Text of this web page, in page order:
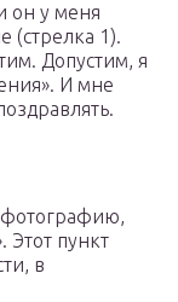
он у меня
(стрелка 1).
Допустим, я
И мне
фотографию,
пункт
в